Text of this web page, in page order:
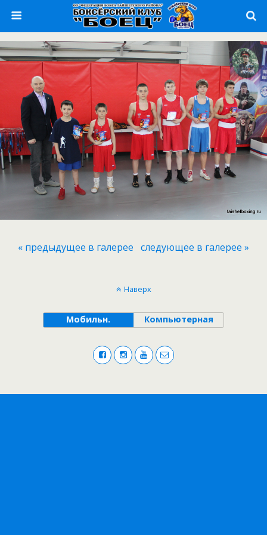
« предыдущее в галерее следующее в галерее »
Наверх
Мобильн. Компьютерная